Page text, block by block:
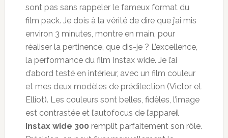
sont pas sans rappeler le fameux format du
film pack. Je dois à la vérité de dire que j’ai mis
environ 3 minutes, montre en main, pour
réaliser la pertinence, que dis-je ? L’excellence,
la performance du film Instax wide. Je l’ai
d’abord testé en intérieur, avec un film couleur
et mes deux modèles de prédilection (Victor et
Elliot). Les couleurs sont belles, fidèles, l’image
est contrastée et l’autofocus de l’appareil
Instax wide 300 remplit parfaitement son rôle.